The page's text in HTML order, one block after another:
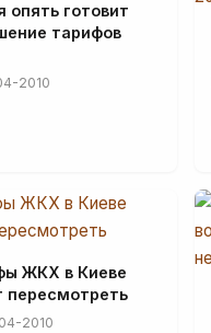
опять готовит
тарифов
2010
ЖКХ в Киеве
пересмотреть
2010